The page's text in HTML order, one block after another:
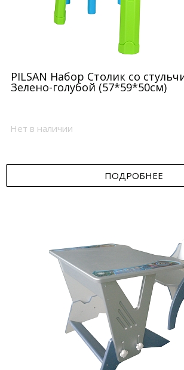
PILSAN Набор Столик со
Зелено-голубой (57*59*50см)
Нет в наличии
ПОДРОБНЕЕ